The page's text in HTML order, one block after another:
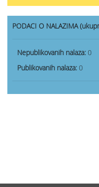
PODACI O NALAZIMA
Nepublikovanih nalaza: 0
Publikovanih nalaza: 0